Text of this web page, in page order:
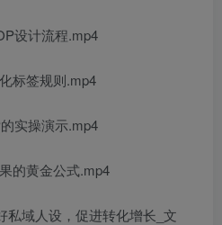
设计流程.mp4
标签规则.mp4
实操演示.mp4
的黄金公式.mp4
私域人设，促进转化增长_文